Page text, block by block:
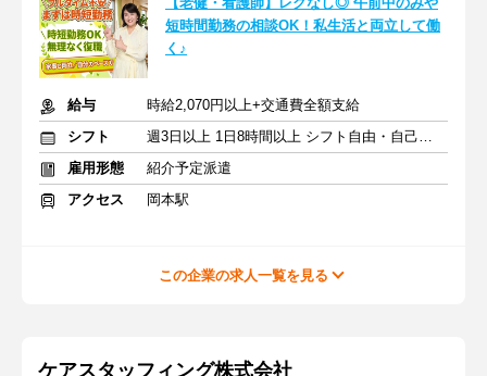
短時間勤務の相談OK！私生活と両立して働
く♪
給与
時給2,070円以上+交通費全額支給
シフト
週3日以上 1日8時間以上 シフト自由・自己申告
雇用形態
紹介予定派遣
アクセス
岡本駅
この企業の求人一覧を見る
ケアスタッフィング株式会社